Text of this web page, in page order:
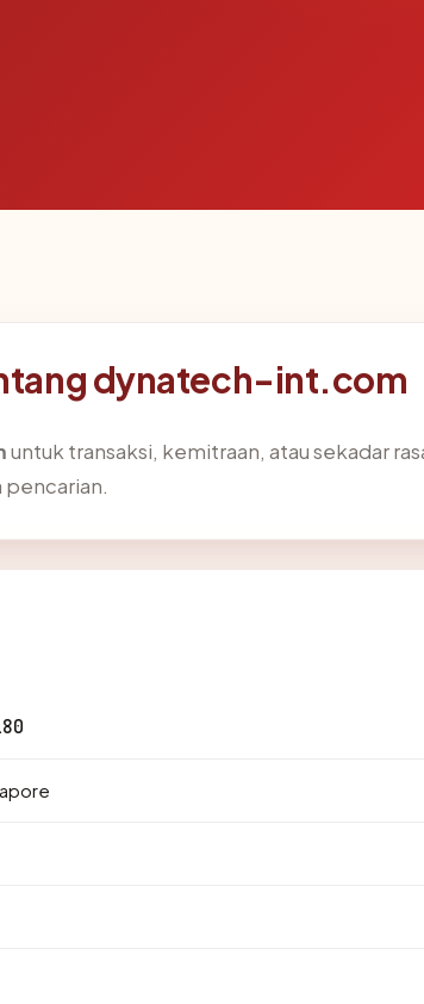
dynatech-int.com
untuk transaksi, kemitraan, atau sekadar